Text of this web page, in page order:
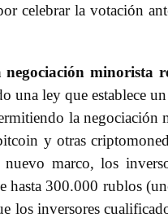
celebrar la votación
minorista
una ley que establece
la negociación
y otras
marco, los
hasta 300.000 rublos
los inversores